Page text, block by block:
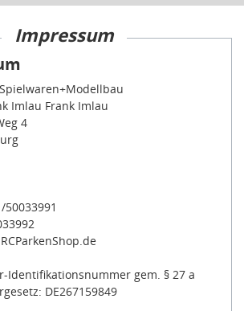
Impressum
Imlau Frank Imlau
4
Identifikationsnummer gem. § 27 a
DE267159849